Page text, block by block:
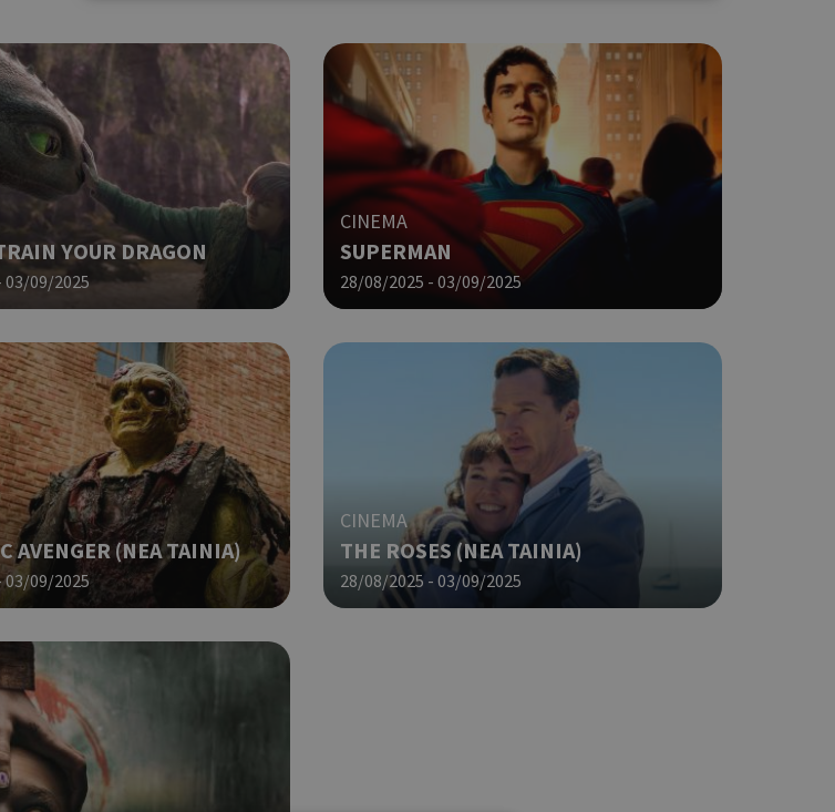
YOUR DRAGON
03/09/2025
CINEMA
SUPERMAN
28/08/2025 - 03/09/2025
AVENGER (NΕΑ ΤΑΙΝΙΑ)
03/09/2025
CINEMA
THE ROSES (ΝΕΑ ΤΑΙΝΙΑ)
28/08/2025 - 03/09/2025